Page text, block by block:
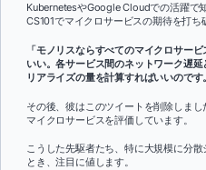
KubernetesやGoogle Cloudでの活躍で
CS101でマイクロサービスの期待を打ち
「モノリスならすべてのマイクロサー
いい。各サービス間のネットワーク遅
リアライズの量を計算すればいいのです
その後、彼はこのツイートを削除しま
マイクロサービスを評価しています。
こうした先駆者たち、特に大規模に分
とき、注目に値します。